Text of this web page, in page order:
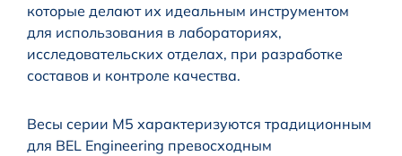
которые делают их идеальным инструментом
для использования в лабораториях,
исследовательских отделах, при разработке
составов и контроле качества.
Весы серии M5 характеризуются традиционным
для BEL Engineering превосходным